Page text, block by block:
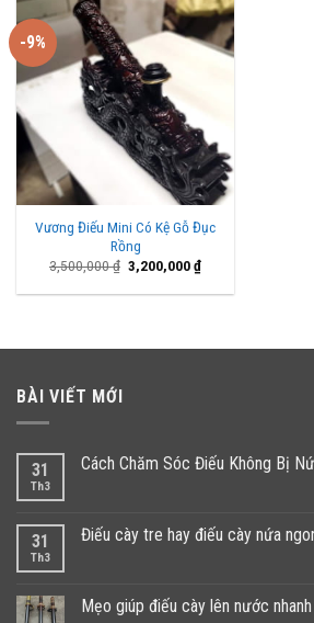
-9%
Vương Điếu Mini Có Kệ Gỗ Đục
Rồng
3,500,000₫ Giá
gốc
là:
3,200,000₫Giá
tại
BÀI VIẾT MỚI
31
Th3
Cách Chăm Sóc Điếu Không Bị
31
Th3
Điếu cày tre hay điếu cày nứa
Mẹo giúp điếu cày lên nước nhanh